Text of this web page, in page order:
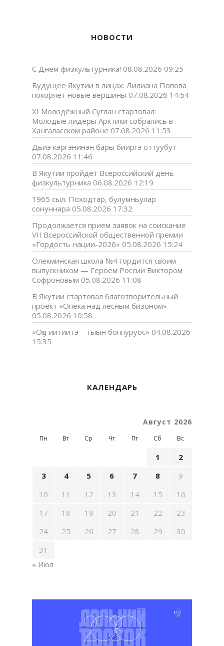
НОВОСТИ
С Днем физкультурника! 08.08.2026 09:25
Будущее Якутии в лицах: Лилиана Попова
покоряет новые вершины 07.08.2026 14:54
XI Молодёжный Суглан стартовал:
Молодые лидеры Арктики собрались в
Хангаласском районе 07.08.2026 11:53
Дьиэ кэргэнинэн бары бииргэ оттуубут
07.08.2026 11:46
В Якутии пройдет Всероссийский день
физкультурника 06.08.2026 12:19
1965 сыл. Походтар, булумньулар
сонуннара 05.08.2026 17:32
Продолжается прием заявок на соискание
VII Всероссийской общественной премии
«Гордость нации-2026» 05.08.2026 15:24
Олекминская школа №4 гордится своим
выпускником — Героем России Виктором
Софроновым 05.08.2026 11:08
В Якутии стартовал благотворительный
проект «Опека над лесным бизоном»
05.08.2026 10:58
«Оҕо иитиитэ – тыын боппуруос» 04.08.2026
15:35
КАЛЕНДАРЬ
Август 2026
Пн Вт Ср Чт Пт Сб Вс
1
2
3
4 5 6 7 8
9
10
11 12 13 14 15
16
17
18 19 20 21 22
23
24
25 26 27 28 29
30
31
« Июл